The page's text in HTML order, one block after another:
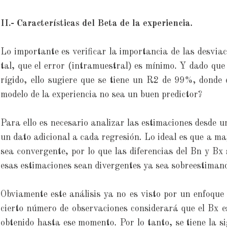
II.- Características del Beta de la experiencia.
Lo importante es verificar la importancia de las
tal, que el error (intramuestral) es mínimo. Y dado que
rígido, ello sugiere que se tiene un R2 de 99%,
modelo de la experiencia no sea un buen predictor?
Para ello es necesario analizar las estimaciones desde
un dato adicional a cada regresión. Lo ideal es que a
sea convergente, por lo que las diferencias del Bn y
esas estimaciones sean divergentes ya sea
Obviamente este análisis ya no es visto por un
cierto número de observaciones considerará que el Bx
obtenido hasta ese momento. Por lo tanto, se tiene la